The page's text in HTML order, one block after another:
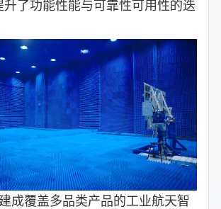
升了功能性能与可靠性可用性的迭
成覆盖多品类产品的工业航天智